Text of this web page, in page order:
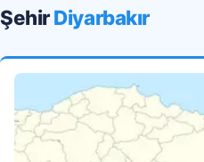
ŞehirDiyarbakır